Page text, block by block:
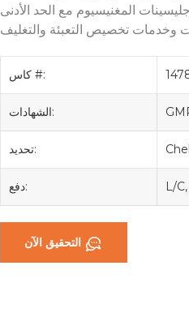
المغنيسيوم مع الحد الأدنى
كاس #:
الشهادات:
تحديد:
دفع: L/
التحقيق الآن